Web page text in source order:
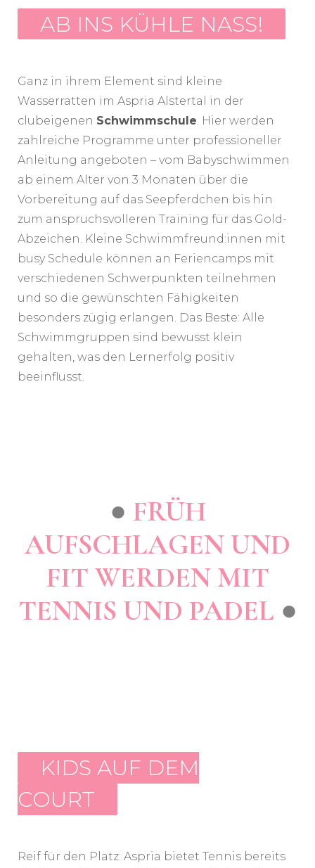
AB INS KÜHLE NASS!
Ganz in ihrem Element sind kleine
Wasserratten im Aspria Alstertal in der
clubeigenen Schwimmschule . Hier werden
zahlreiche Programme unter professioneller
Anleitung angeboten – vom Babyschwimmen
ab einem Alter von 3 Monaten über die
Vorbereitung auf das Seepferdchen bis hin
zum anspruchsvolleren Training für das Gold-
Abzeichen. Kleine Schwimmfreund:innen mit
busy Schedule können an Feriencamps mit
verschiedenen Schwerpunkten teilnehmen
und so die gewünschten Fähigkeiten
besonders zügig erlangen. Das Beste: Alle
Schwimmgruppen sind bewusst klein
gehalten, was den Lernerfolg positiv
beeinflusst.
● FRÜH
AUFSCHLAGEN UND
FIT WERDEN MIT
TENNIS UND PADEL ●
KIDS AUF DEM
COURT
Reif für den Platz: Aspria bietet Tennis bereits